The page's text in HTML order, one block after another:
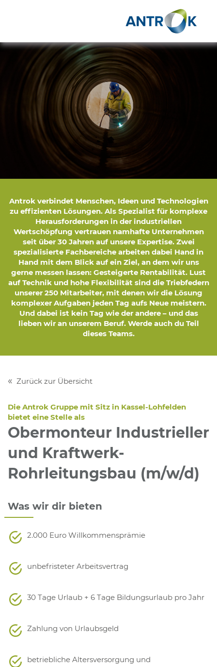
Antrok verbindet Menschen, Ideen und Technologien
zu effizienten Lösungen. Als Spezialist für komplexe
Herausforderungen in der industriellen
Wertschöpfung vertrauen namhafte Unternehmen
seit über 30 Jahren auf unsere Expertise. Zwei
spezialisierte Fachbereiche arbeiten dabei Hand in
Hand mit dem Blick auf ein Ziel, an dem wir uns
gerne messen lassen: Gesteigerte Rentabilität. Lust
auf Technik und hohe Flexibilität sind die Triebfedern
unserer 250 Mitarbeiter, mit denen wir die Lösung
komplexer Aufgaben jeden Tag aufs Neue meistern.
Und dabei ist kein Tag wie der andere – und das
lieben wir an unserem Beruf. Werde auch du Teil
dieses Teams.
Zurück zur Übersicht
Die Antrok Gruppe mit Sitz in Kassel-Lohfelden
bietet eine Stelle als
Obermonteur Industrieller
und Kraftwerk-
Rohrleitungsbau (m/w/d)
Was wir dir bieten
2.000 Euro Willkommensprämie
unbefristeter Arbeitsvertrag
30 Tage Urlaub + 6 Tage Bildungsurlaub pro Jahr
Zahlung von Urlaubsgeld
betriebliche Altersversorgung und